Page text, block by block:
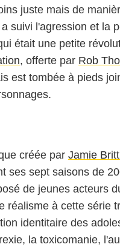
juste mais de
suivi l'agression et la
était une petite
, offerte par Rob
est tombée à pieds
créée par Jamie
ses sept saisons de
de jeunes acteurs
réalisme à cette série
identitaire des
la toxicomanie,